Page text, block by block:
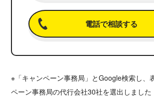
電話で相談する
※「キャンペーン事務局」とGoogle検索し、
ペーン事務局の代行会社30社を選出しまし